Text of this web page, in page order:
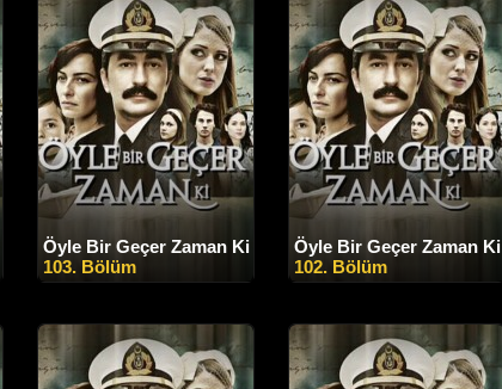
Öyle Bir Geçer Zaman Ki
103. Bölüm
Öyle Bir Geçer Zaman Ki
102. Bölüm